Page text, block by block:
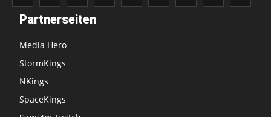
Partnerseiten
Media Hero
StormKings
NKings
SpaceKings